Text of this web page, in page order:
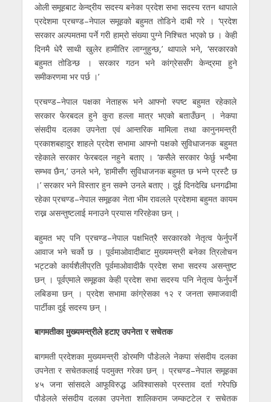
ओली समूहबाट केन्द्रीय सदस्य बनेका प्रदेश सभा सदस्य रतन थापाले
प्रदेशमा प्रचण्ड–नेपाल समूहको बहुमत तोडिने दाबी गरे । ‘प्रदेश
सरकार अल्पमतमा पर्ने गरी हाम्रो संख्या पुग्ने निश्चित भएको छ । केही
दिनमै धेरै साथी खुलेर हामीतिर लाग्नुहुन्छ,’ थापाले भने, ‘सरकारको
बहुमत तोडिन्छ । सरकार गठन भने कांग्रेससँग केन्द्रमा हुने
समीकरणमा भर पर्छ ।’
प्रचण्ड–नेपाल पक्षका नेताहरू भने आफ्नो स्पष्ट बहुमत रहेकाले
सरकार फेरबदल हुने कुरा हल्ला मात्र भएको बताउँछन् । नेकपा
संसदीय दलका उपनेता एवं आन्तरिक मामिला तथा कानुनमन्त्री
प्रकाशबहादुर शाहले प्रदेश सभामा आफ्नो पक्षको सुविधाजनक बहुमत
रहेकाले सरकार फेरबदल नहुने बताए । ‘कसैले सरकार फेर्छु भन्दैमा
सम्भव छैन,’ उनले भने, ‘हामीसँग सुविधाजनक बहुमत छ भन्ने प्रस्टै छ
।’ सरकार भने विस्तार हुन सक्ने उनले बताए । दुई दिनदेखि धनगढीमा
रहेका प्रचण्ड–नेपाल समूहका नेता भीम रावलले प्रदेशमा बहुमत कायम
राख्न असन्तुष्टलाई मनाउने प्रयास गरिरहेका छन् ।
बहुमत भए पनि प्रचण्ड–नेपाल पक्षभित्रै सरकारको नेतृत्व फेर्नुपर्ने
आवाज भने चर्को छ । पूर्वमाओवादीबाट मुख्यमन्त्री बनेका त्रिलोचन
भट्टको कार्यशैलीप्रति पूर्वमाओवादीकै प्रदेश सभा सदस्य असन्तुष्ट
छन् । पूर्वएमाले समूहका केही प्रदेश सभा सदस्य पनि नेतृत्व फेर्नुपर्ने
लबिङमा छन् । प्रदेश सभामा कांग्रेसका १२ र जनता समाजवादी
पार्टीका दुई सदस्य छन् ।
बागमतीका मुख्यमन्त्रीले हटाए उपनेता र सचेतक
बागमती प्रदेशका मुख्यमन्त्री डोरमणि पौडेलले नेकपा संसदीय दलका
उपनेता र सचेतकलाई पदमुक्त गरेका छन् । प्रचण्ड–नेपाल समूहका
४५ जना सांसदले आफूविरुद्ध अविश्वासको प्रस्ताव दर्ता गरेपछि
पौडेलले संसदीय दलका उपनेता शालिकराम जम्कट्टेल र सचेतक